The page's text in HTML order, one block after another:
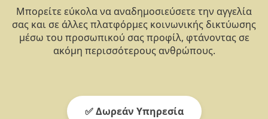
Μπορείτε εύκολα να αναδημοσιεύσετε την αγγελία
σας και σε άλλες πλατφόρμες κοινωνικής δικτύωσης
μέσω του προσωπικού σας προφίλ, φτάνοντας σε
ακόμη περισσότερους ανθρώπους.
✅ Δωρεάν Υπηρεσία